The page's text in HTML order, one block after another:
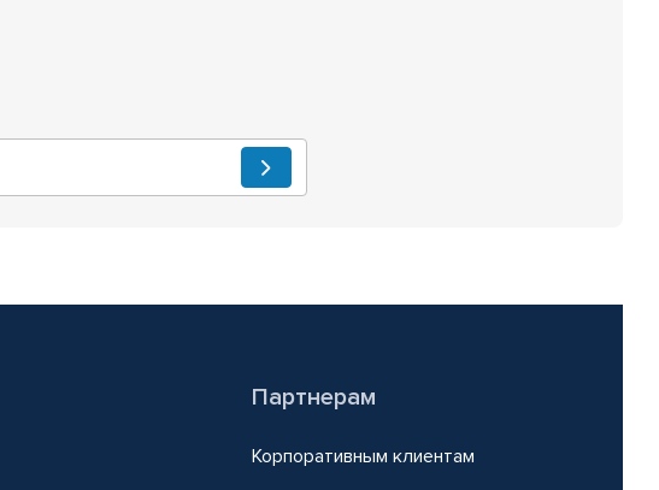
Партнерам
Корпоративным клиентам